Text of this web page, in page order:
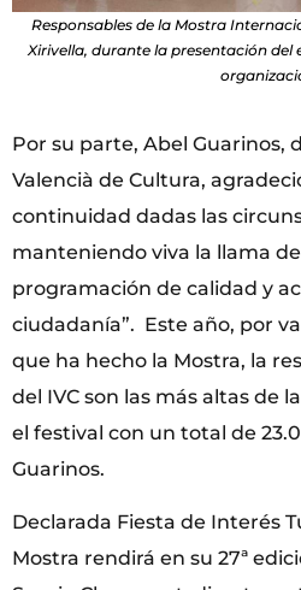
Responsables de la Mostra
Xirivella, durante la presentación del
Por su parte, Abel Guarinos,
Valencià de Cultura,
continuidad dadas las
manteniendo viva la llama
programación de calidad y
ciudadanía”. Este año, por
que ha hecho la Mostra, la
del IVC son las más altas de
el festival con un total de
Guarinos.
Declarada Fiesta de Interés
Mostra rendirá en su 27ª